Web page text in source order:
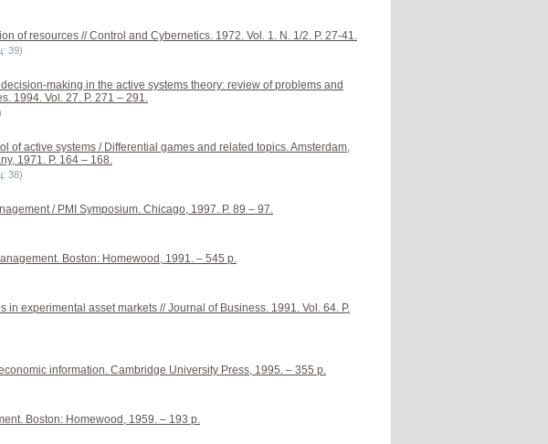
of resources // Control and Cybernetics. 1972. Vol. 1. N. 1/2. P. 27-41.
39)
making in the active systems theory: review of problems and
1994. Vol. 27. P. 271 – 291.
of active systems / Differential games and related topics. Amsterdam,
1971. P. 164 – 168.
38)
/ PMI Symposium. Chicago, 1997. P. 89 – 97.
Boston: Homewood, 1991. – 545 p.
in experimental asset markets // Journal of Business. 1991. Vol. 64. P.
information. Cambridge University Press, 1995. – 355 p.
Boston: Homewood, 1959. – 193 p.